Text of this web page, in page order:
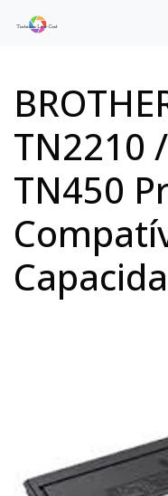
TN2210
TN450